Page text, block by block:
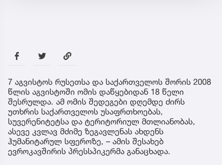
7 აგვისტოს რუსეთსა და საქართველოს შორის 2008
წლის აგვისტოში ომის დაწყებიდან 18 წელი
შესრულდა. ამ ომის შედეგები დღემდე ძირს
უთხრის საქართველოს უსაფრთხოებას,
სუვერენიტეტსა და ტერიტორიულ მთლიანობას,
ასევე კვლავ მძიმე ზეგავლენას ახდენს
ჰუმანიტარულ სფეროზე, – ამის შესახებ
ევროკავშირის პრესსპიკერმა განაცხადა.